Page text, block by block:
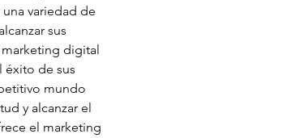
variedad de
sus
marketing digital
éxito de sus
mundo
y alcanzar el
el marketing